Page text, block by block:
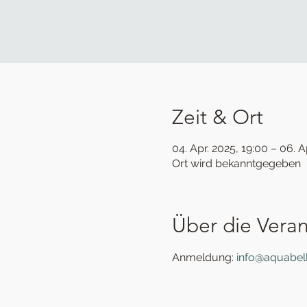
Zeit & Ort
04. Apr. 2025, 19:00 – 06.
Ort wird bekanntgegeben
Über die
Anmeldung: